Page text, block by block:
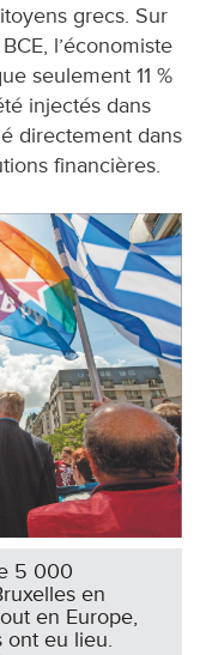
grecs. Sur
l’économiste
seulement 11 %
injectés dans
directement dans
financières.
5 000
en
en Europe,
ont eu lieu.